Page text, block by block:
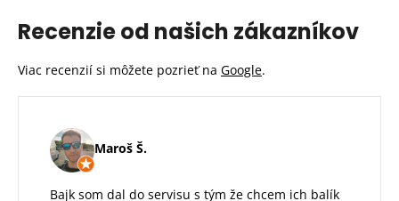
Recenzie od našich zákazníkov
Viac recenzií si môžete pozrieť na Google.
Maroš Š.
Bajk som dal do servisu s tým že chcem ich balík